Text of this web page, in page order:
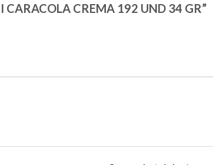
CREMA 192 UND 34 GR”